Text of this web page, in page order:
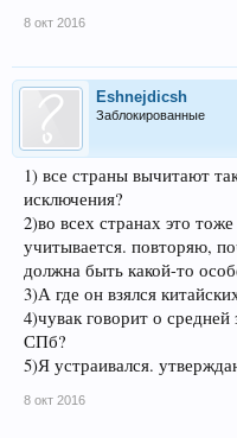
8 окт 2016
Eshnejdicsh
Заблокированные
1) все страны вычитают
исключения?
2)во всех странах это
учитывается. повторяю,
должна быть какой-то
3)А где он взялся
4)чувак говорит о
СПб?
5)Я устраивался.
8 окт 2016